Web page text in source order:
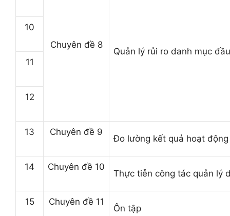
Chuyên đề 8
Quản lý rủi ro danh mục
10
11
12
13 Chuyên đề 9
Đo lường kết quả hoạt
14 Chuyên đề 10
Thực tiễn công tác quản lý
15 Chuyên đề 11
Ôn tập